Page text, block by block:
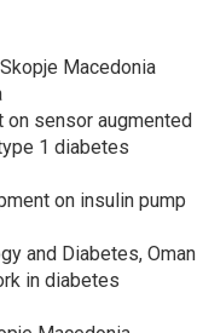
Macedonia
sensor augmented
1 diabetes
on insulin pump
and Diabetes, Oman
in diabetes